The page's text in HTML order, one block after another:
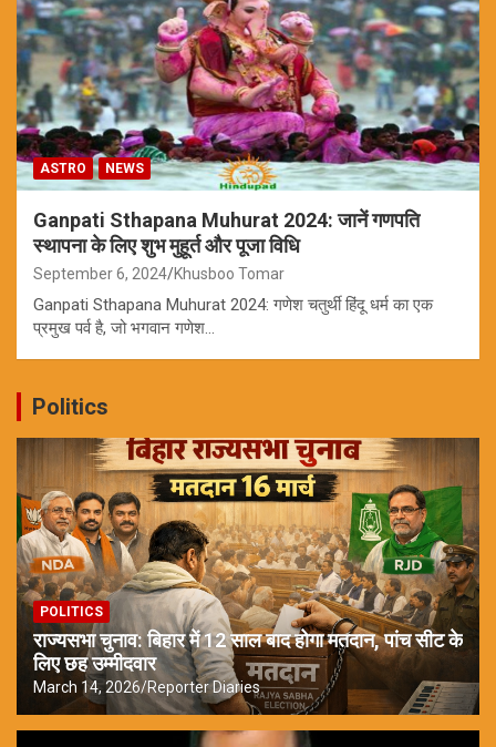
ASTRO NEWS
Ganpati Sthapana Muhurat 2024: जानें गणपति
स्थापना के लिए शुभ मुहूर्त और पूजा विधि
September 6, 2024 Khusboo Tomar
Ganpati Sthapana Muhurat 2024: गणेश चतुर्थी हिंदू धर्म का एक
प्रमुख पर्व है, जो भगवान गणेश…
Politics
POLITICS
राज्यसभा चुनाव: बिहार में 12 साल बाद होगा मतदान, पांच सीट के
लिए छह उम्मीदवार
March 14, 2026 Reporter Diaries